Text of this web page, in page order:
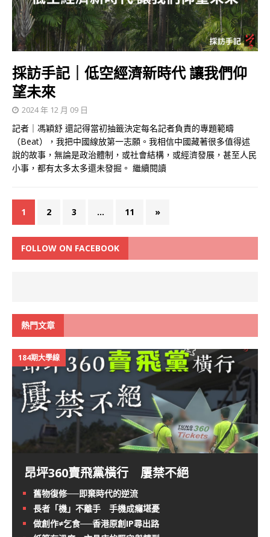
採訪手記｜低空經濟新時代 讓我們仰
望未來
2024 年 12 月 09 日
記者｜馮穎舒 還記得當初抽籤決定每名記者負責的專題範疇
（Beat），我把中國線放第一志願。我相信中國藏著很多值得述
說的故事，無論是政治體制，或社會結構，或經濟發展，甚至人民
小事，都有太多太多還未發掘。 繼續閱讀
1 2 3 ... 11 »
FOLLOW ON FACEBOOK
熱門文章
184期大學線
昂坪360賣飛黨橫行 屢禁不絕
舊物復修──即棄時代的逆流
長者「機」不離手 手機成癮堪憂
做創作≠乞食──香港原創IP尋出路